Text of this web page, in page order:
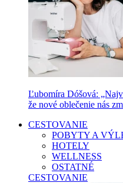
Ľubomíra Dóšová:
že nové oblečenie nás
CESTOVANIE
POBYTY A
HOTELY
WELLNESS
OSTATNÉ
CESTOVANIE